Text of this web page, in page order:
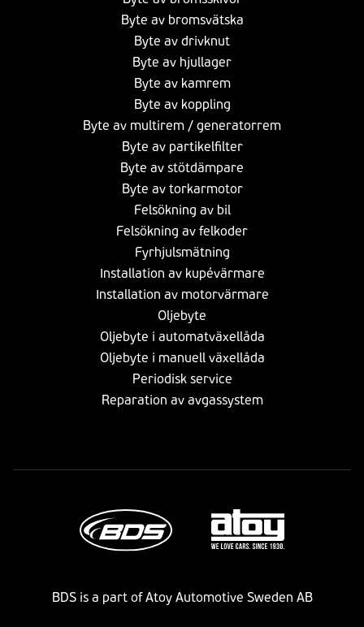
Byte av bromsvätska
Byte av drivknut
Byte av hjullager
Byte av kamrem
Byte av koppling
Byte av multirem / generatorrem
Byte av partikelfilter
Byte av stötdämpare
Byte av torkarmotor
Felsökning av bil
Felsökning av felkoder
Fyrhjulsmätning
Installation av kupévärmare
Installation av motorvärmare
Oljebyte
Oljebyte i automatväxellåda
Oljebyte i manuell växellåda
Periodisk service
Reparation av avgassystem
BDS is a part of Atoy Automotive Sweden AB